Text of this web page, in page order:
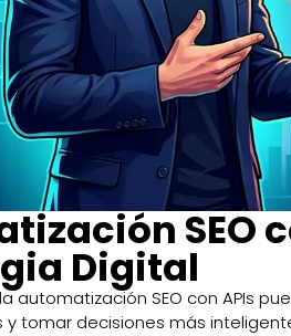
SEO
Digital
automatización SEO con APIs
y tomar decisiones más